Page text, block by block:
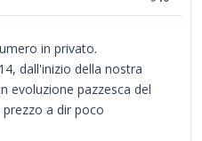
in privato.
dall'inizio della nostra
evoluzione pazzesca del
a dir poco